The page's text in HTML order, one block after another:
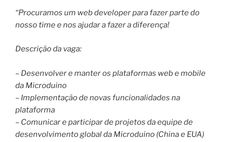
“Procuramos um web developer para fazer parte do
nosso time e nos ajudar a fazer a diferença!
Descrição da vaga:
– Desenvolver e manter os plataformas web e mobile
da Microduino
– Implementação de novas funcionalidades na
plataforma
– Comunicar e participar de projetos da equipe de
desenvolvimento global da Microduino (China e EUA)